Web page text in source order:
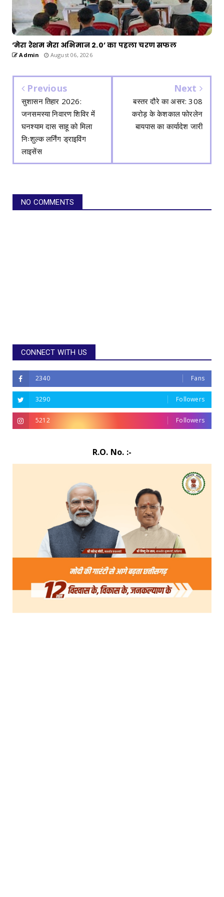
‘मेरा रेशम मेरा अभिमान 2.0’ का पहला चरण सफल
Admin August 06, 2026
Previous
सुशासन तिहार 2026:
जनसमस्या निवारण शिविर में
घनश्याम दास साहू को मिला
निःशुल्क लर्निंग ड्राइविंग
लाइसेंस
Next
बस्तर दौरे का असर: 308
करोड़ के केशकाल फोरलेन
बायपास का कार्यादेश जारी
NO COMMENTS
CONNECT WITH US
2340 Fans
3290 Followers
5212 Followers
R.O. No. :-